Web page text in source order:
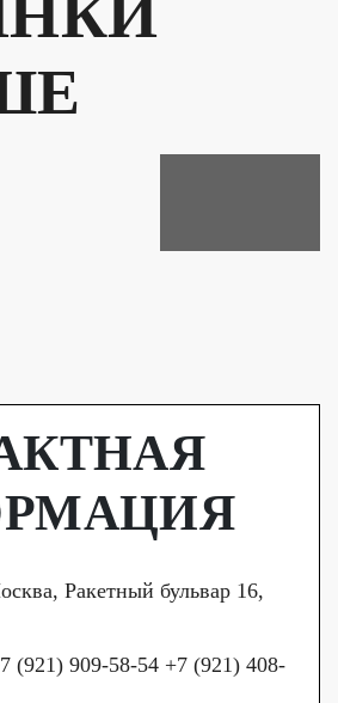
Ракетный бульвар 16,
(921) 909-58-54 +7 (921) 408-